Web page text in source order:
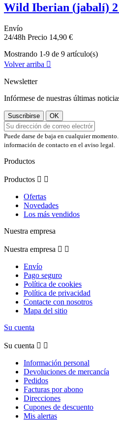
Wild Iberian (jabalí)
Envío
24/48h Precio 14,90 €
Mostrando 1-9 de 9 artículo(s)
Volver arriba 
Newsletter
Infórmese de nuestras últimas
Puede darse de baja en cualquier
información de contacto en el aviso legal.
Productos
Productos  
Ofertas
Novedades
Los más vendidos
Nuestra empresa
Nuestra empresa  
Envío
Pago seguro
Política de cookies
Política de privacidad
Contacte con nosotros
Mapa del sitio
Su cuenta
Su cuenta  
Información personal
Devoluciones de mercancía
Pedidos
Facturas por abono
Direcciones
Cupones de descuento
Mis alertas